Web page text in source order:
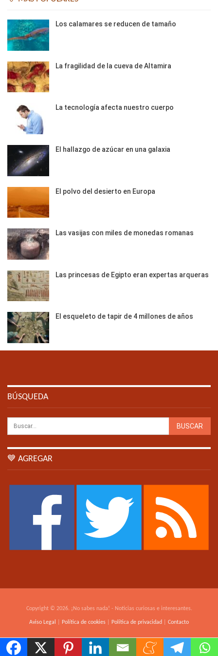
Los calamares se reducen de tamaño
La fragilidad de la cueva de Altamira
La tecnología afecta nuestro cuerpo
El hallazgo de azúcar en una galaxia
El polvo del desierto en Europa
Las vasijas con miles de monedas romanas
Las princesas de Egipto eran expertas arqueras
El esqueleto de tapir de 4 millones de años
BÚSQUEDA
💙 AGREGAR
Copyright © 2026. ¡No sabes nada! - Noticias curiosas e interesantes.
Aviso Legal Política de cookies Política de privacidad Contacto